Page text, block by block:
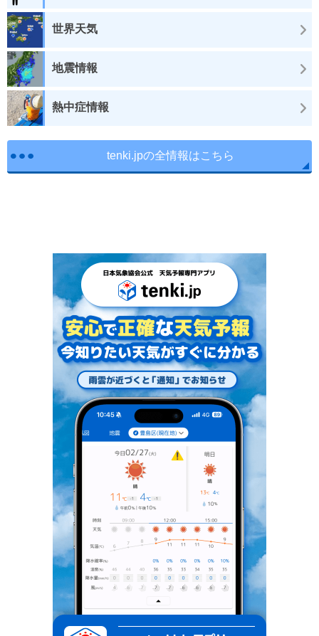
世界天気
地震情報
熱中症情報
tenki.jpの全情報はこちら